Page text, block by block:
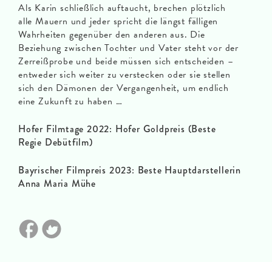
Als Karin schließlich auftaucht, brechen plötzlich
alle Mauern und jeder spricht die längst fälligen
Wahrheiten gegenüber den anderen aus. Die
Beziehung zwischen Tochter und Vater steht vor der
Zerreißprobe und beide müssen sich entscheiden –
entweder sich weiter zu verstecken oder sie stellen
sich den Dämonen der Vergangenheit, um endlich
eine Zukunft zu haben …
Hofer Filmtage 2022: Hofer Goldpreis (Beste
Regie Debütfilm)
Bayrischer Filmpreis 2023: Beste Hauptdarstellerin
Anna Maria Mühe